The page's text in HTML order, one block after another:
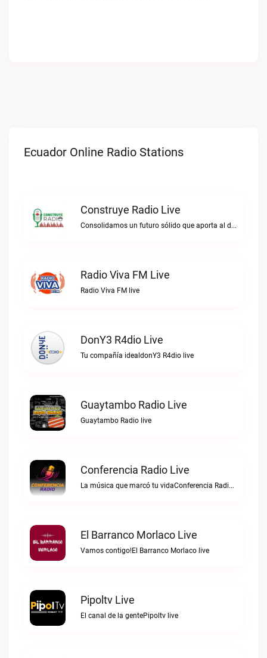
Ecuador Online Radio Stations
Construye Radio Live
Consolidamos un futuro sólido que aporta al desarrollo.Construye Radio live
Radio Viva FM Live
Radio Viva FM live
DonY3 R4dio Live
Tu compañía idealdonY3 R4dio live
Guaytambo Radio Live
Guaytambo Radio live
Conferencia Radio Live
La música que marcó tu vidaConferencia Radio live
El Barranco Morlaco Live
Vamos contigo!El Barranco Morlaco live
Pipoltv Live
El canal de la gentePipoltv live